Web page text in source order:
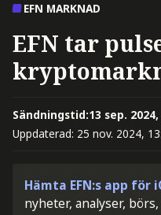
EFN MARKNAD
EFN tar
Sändningstid:13 sep.
Uppdaterad: 25 nov. 2024,
Hämta EFN:s app för
nyheter, analyser,